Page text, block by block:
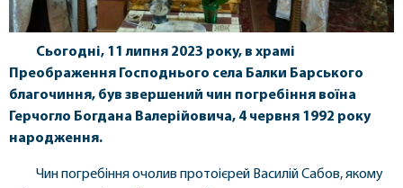
Сьогодні, 11 липня 2023 року, в храмі
Преображення Господнього села Балки Барського
благочиння, був звершений чин погребіння воїна
Герчогло Богдана Валерійовича, 4 червня 1992 року
народження.
Чин погребіння очолив протоієрей Василій Сабов, якому